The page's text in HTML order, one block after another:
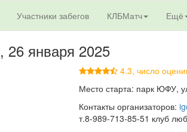
Участники забегов КЛБМатч Ещё
, 26 января 2025
4.3, число
Место старта: парк ЮФУ,
Контакты организаторов:
т.8-989-713-85-51 клуб